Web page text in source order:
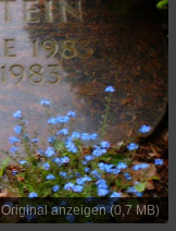
Original anzeigen (0,7 MB)